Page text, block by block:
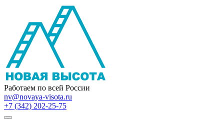
Работаем по всей России
nv@novaya-visota.ru
+7 (342) 202-25-75